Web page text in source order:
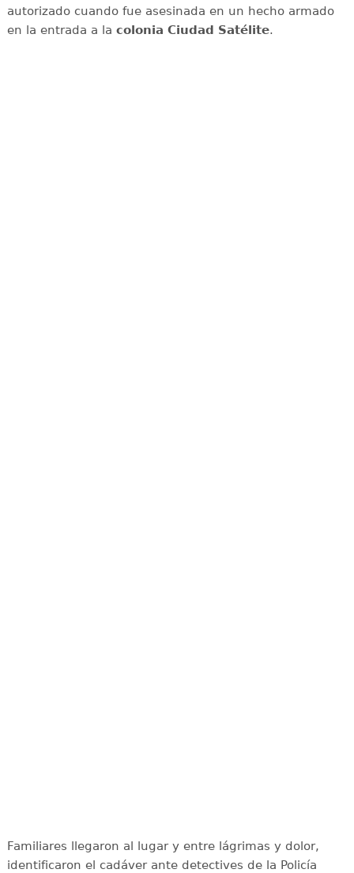
autorizado cuando fue asesinada en un hecho armado
en la entrada a la colonia Ciudad Satélite.
Familiares llegaron al lugar y entre lágrimas y dolor,
identificaron el cadáver ante detectives de la Policía